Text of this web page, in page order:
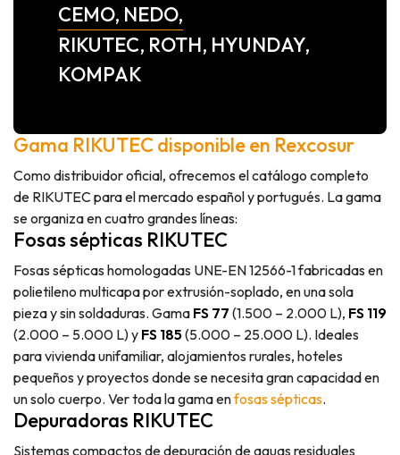
CEMO, NEDO,
RIKUTEC, ROTH, HYUNDAY,
KOMPAK
Gama RIKUTEC disponible en Rexcosur
Como distribuidor oficial, ofrecemos el catálogo completo
de RIKUTEC para el mercado español y portugués. La gama
se organiza en cuatro grandes líneas:
Fosas sépticas RIKUTEC
Fosas sépticas homologadas UNE-EN 12566-1 fabricadas en
polietileno multicapa por extrusión-soplado, en una sola
pieza y sin soldaduras. Gama FS 77 (1.500 – 2.000 L), FS 119
(2.000 – 5.000 L) y FS 185 (5.000 – 25.000 L). Ideales
para vivienda unifamiliar, alojamientos rurales, hoteles
pequeños y proyectos donde se necesita gran capacidad en
un solo cuerpo. Ver toda la gama enfosas sépticas.
Depuradoras RIKUTEC
Sistemas compactos de depuración de aguas residuales